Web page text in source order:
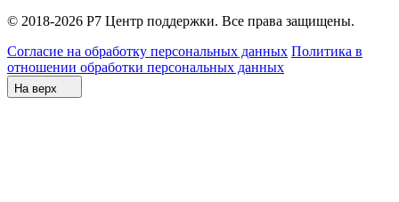
© 2018-2026 Р7 Центр поддержки. Все права защищены.
Согласие на обработку персональных данных Политика в
отношении обработки персональных данных
На верх